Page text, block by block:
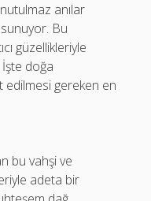
anılar
Bu
güzellikleriyle
doğa
edilmesi gereken en
bu vahşi ve
adeta bir